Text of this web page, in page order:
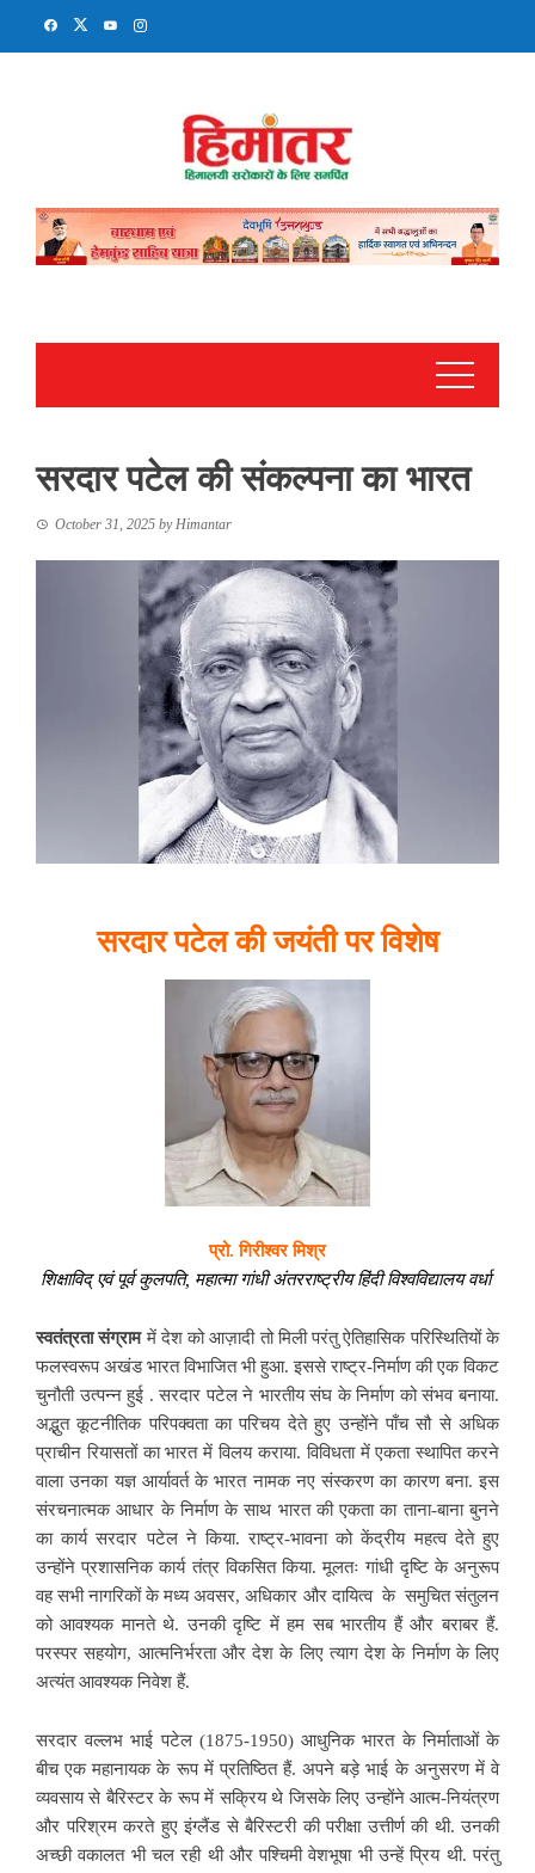
सरदार पटेल की संकल्पना का भारत
October 31, 2025 byHimantar
सरदार पटेल की जयंती पर विशेष
प्रो. गिरीश्वर मिश्र
शिक्षाविद् एवं पूर्व कुलपति, महात्मा गांधी अंतरराष्ट्रीय हिंदी विश्वविद्यालय वर्धा
स्वतंत्रता संग्राममें देश को आज़ादी तो मिली परंतु ऐतिहासिक परिस्थितियों के
फलस्वरूप अखंड भारत विभाजित भी हुआ. इससे राष्ट्र-निर्माण की एक विकट
चुनौती उत्पन्न हुई . सरदार पटेल ने भारतीय संघ के निर्माण को संभव बनाया.
अद्भुत कूटनीतिक परिपक्वता का परिचय देते हुए उन्होंने पाँच सौ से अधिक
प्राचीन रियासतों का भारत में विलय कराया. विविधता में एकता स्थापित करने
वाला उनका यज्ञ आर्यावर्त के भारत नामक नए संस्करण का कारण बना. इस
संरचनात्मक आधार के निर्माण के साथ भारत की एकता का ताना-बाना बुनने
का कार्य सरदार पटेल ने किया. राष्ट्र-भावना को केंद्रीय महत्व देते हुए
उन्होंने प्रशासनिक कार्य तंत्र विकसित किया. मूलतः गांधी दृष्टि के अनुरूप
वह सभी नागरिकों के मध्य अवसर, अधिकार और दायित्व के समुचित संतुलन
को आवश्यक मानते थे. उनकी दृष्टि में हम सब भारतीय हैं और बराबर हैं.
परस्पर सहयोग, आत्मनिर्भरता और देश के लिए त्याग देश के निर्माण के लिए
अत्यंत आवश्यक निवेश हैं.
सरदार वल्लभ भाई पटेल (1875-1950) आधुनिक भारत के निर्माताओं के
बीच एक महानायक के रूप में प्रतिष्ठित हैं. अपने बड़े भाई के अनुसरण में वे
व्यवसाय से बैरिस्टर के रूप में सक्रिय थे जिसके लिए उन्होंने आत्म-नियंत्रण
और परिश्रम करते हुए इंग्लैंड से बैरिस्टरी की परीक्षा उत्तीर्ण की थी. उनकी
अच्छी वकालत भी चल रही थी और पश्चिमी वेशभूषा भी उन्हें प्रिय थी. परंतु